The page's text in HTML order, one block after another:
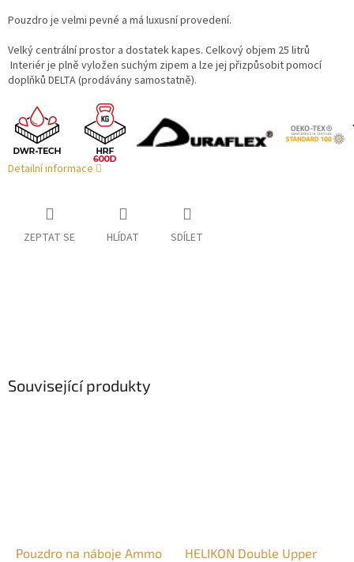
Pouzdro je velmi pevné a má luxusní provedení.
Velký centrální prostor a dostatek kapes. Celkový objem 25 litrů
Interiér je plně vyložen suchým zipem a lze jej přizpůsobit pomocí
doplňků DELTA (prodávány samostatně).
Detailní informace
ZEPTAT SE HLÍDAT SDÍLET
Související produkty
Pouzdro na náboje Ammo
HELIKON Double Upper